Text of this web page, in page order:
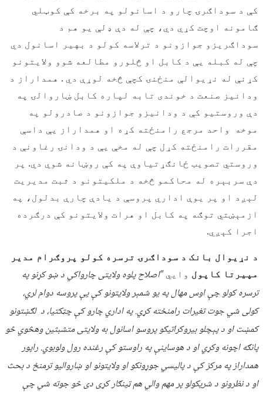
کې د سوداګرۍ چارو د اسانولو په برخه کې کوټلي
ګامونه اوچت کړي دي، چې له دې ډلې یو هم د
سوداګریزو جوازونو د ترلاسه کولو د بهیر اسانول دي
چې له کبله یې د کابل او څلورو مطالعه شوو ولایتونو
کړنې له نړیوالې منځنۍ کچې څخه لوړې دي . همداراز د
ودانیز صنعت د خوندی تابه لپاره کابل ښاروالۍ په
دې وروستیو کې د ودانیزو جوازونو د صادرولو په
موخه واحد مرجع رامنځته کړه او همداراز یې داسې
مقررات رامنځته کړل چې له مخې یې د ودانۍ رغاونې د
وروستي تصویب ځانګړتیاوې په کې روښانه شوي دي. پر
دې سربېره له محاکمو څخه د ملکیتونو د ثبت مدیریت
لېږد او پر یوې اداري پروسې د یادې چارې بدلول، په
ازمېښتي توګه په کابل او هرات ولایتونو کې درګرده
اجرا کېږي.
د نړیوال بانک د سوداګرۍ ترسره کولو پروګرام مدیر
مپیرتا کاپول وایي"اصلاح پلوه ولایتی چارواکي د ښو کړنو په
ترسره کولو چې اوس مهال په یو شمېر ولایتونو کې یې پروسه دوام لري،
کولی شي جوت تغیرات رامنځته کړي. په اداري چارو کې چټکتیا، د لګښتونو
کمښت او د پېچلو بیروکراتیکو پروسو اسانول به ولایتی متشبثین وهڅوي څو
پانګه اچونه وکړي او د هوساینې په راوستو کې رغنده رول ولوبوي. راپور
همداراز په مرکز کې د پالیسي جوړونکو او ولایتونو او ښاروالیو ترمنځ د بحث
او د نظرونو د شریکولو پر مهم والي هم ټینګار کړی دی څو جوته شي چې